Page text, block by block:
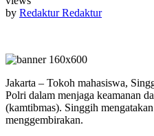
by Redaktur Redaktur
Jakarta – Tokoh mahasiswa,
Polri dalam menjaga keamanan
(kamtibmas). Singgih
menggembirakan.